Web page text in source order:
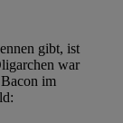
gibt, ist
war
im